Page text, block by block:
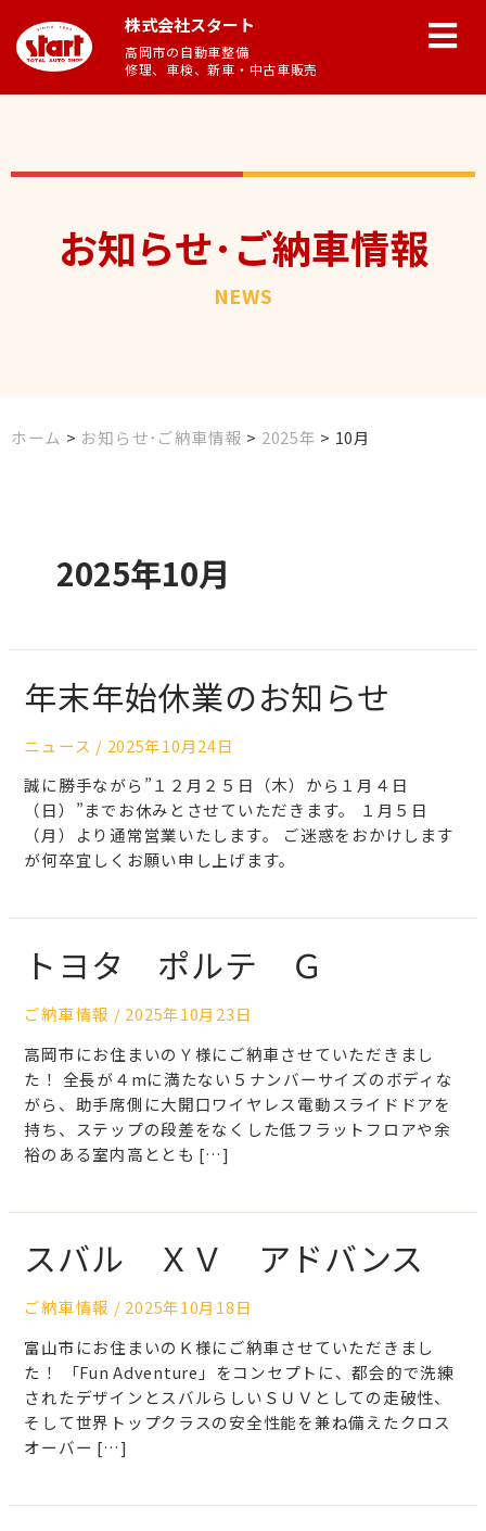
株式会社スタート
高岡市の自動車整備
修理、車検、新車・中古車販売
お知らせ･ご納車情報
NEWS
ホーム > お知らせ･ご納車情報 > 2025年 > 10月
2025年10月
年末年始休業のお知らせ
ニュース / 2025年10月24日
誠に勝手ながら”１２月２５日（木）から１月４日
（日）”までお休みとさせていただきます。 １月５日
（月）より通常営業いたします。 ご迷惑をおかけします
が何卒宜しくお願い申し上げます。
トヨタ ポルテ Ｇ
ご納車情報 / 2025年10月23日
高岡市にお住まいのＹ様にご納車させていただきまし
た！ 全長が４mに満たない５ナンバーサイズのボディな
がら、助手席側に大開口ワイヤレス電動スライドドアを
持ち、ステップの段差をなくした低フラットフロアや余
裕のある室内高ととも […]
スバル ＸＶ アドバンス
ご納車情報 / 2025年10月18日
富山市にお住まいのＫ様にご納車させていただきまし
た！ 「Fun Adventure」をコンセプトに、都会的で洗練
されたデザインとスバルらしいＳＵＶとしての走破性、
そして世界トップクラスの安全性能を兼ね備えたクロス
オーバー […]